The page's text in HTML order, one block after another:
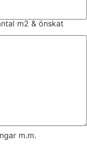
m2 & önskat
m.m.